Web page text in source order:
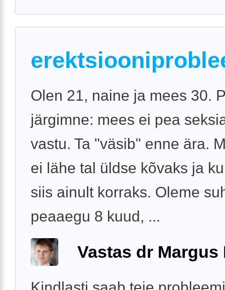
Olen 21, naine ja mees 30.
järgimne: mees ei pea
vastu. Ta "väsib" enne ära.
ei lähe tal üldse kõvaks ja
siis ainult korraks. Oleme
peaaegu 8 kuud, ...
Vastas dr Margus